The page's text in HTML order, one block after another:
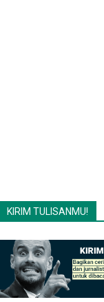
KIRIM TULISANMU!